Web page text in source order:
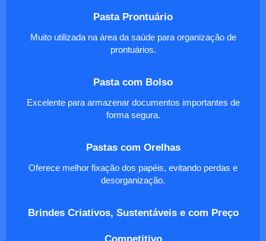
Pasta Prontuário
Muito utilizada na área da saúde para organização de
prontuários.
Pasta com Bolso
Excelente para armazenar documentos importantes de
forma segura.
Pastas com Orelhas
Oferece melhor fixação dos papéis, evitando perdas e
desorganização.
Brindes Criativos, Sustentáveis e com Preço